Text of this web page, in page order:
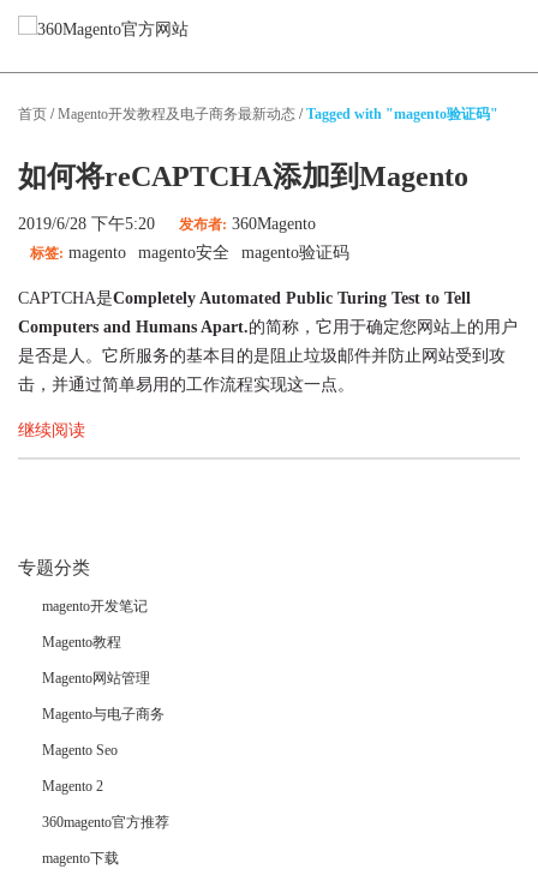
Magento网站开发
Magento迁移
Magento性能优化
Magento App开发
精选案例
博客
首页 /Magento开发教程及电子商务最新动态 /Tagged with "magento验证码"
如何将reCAPTCHA添加到Magento
2019/6/28 下午5:20 发布者: 360Magento
标签: magento magento安全 magento验证码
CAPTCHA是Completely Automated Public Turing Test to Tell
Computers and Humans Apart.的简称，它用于确定您网站上的用户
是否是人。它所服务的基本目的是阻止垃圾邮件并防止网站受到攻
击，并通过简单易用的工作流程实现这一点。
继续阅读
专题分类
magento开发笔记
Magento教程
Magento网站管理
Magento与电子商务
Magento Seo
Magento 2
360magento官方推荐
magento下载